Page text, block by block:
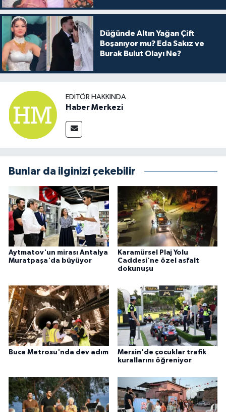
Düğünde Altın Yağan Çift
Boşanıyor mu? Eda Sakız ve
Burak Bulut Olayı Ne?
EDITÖR HAKKINDA
Haber Merkezi
Bunlar da ilginizi çekebilir
Aytmatov'un mirası Antalya
Muratpaşa'da büyüyor
Karamürsel Plaj Yolu
Caddesi'ne özel asfalt
dokunuşu
Buca Metrosu'nda dev adım
Mersin'de çocuklar trafik
kurallarını öğreniyor